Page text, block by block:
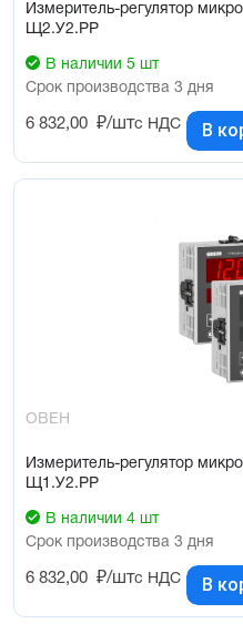
Измеритель-регулятор
Щ2.У2.РР
В наличии 5 шт
Срок производства 3 дня
6 832,00 ₽/штс НДС В
ОВЕН
Измеритель-регулятор
Щ1.У2.РР
В наличии 4 шт
Срок производства 3 дня
6 832,00 ₽/штс НДС В